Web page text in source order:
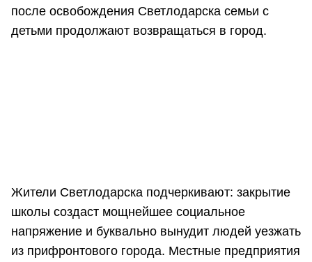
после освобождения Светлодарска семьи с
детьми продолжают возвращаться в город.
Жители Светлодарска подчеркивают: закрытие
школы создаст мощнейшее социальное
напряжение и буквально вынудит людей уезжать
из прифронтового города. Местные предприятия